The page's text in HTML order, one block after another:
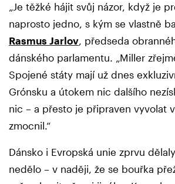
„Je těžké hájit svůj názor, když je
naprosto jedno, s kým se vlastně
Rasmus Jarlov, předseda
dánského parlamentu. „Miller
Spojené státy mají už dnes
Grónsku a útokem nic dalšího
nic – a přesto je připraven vyvolat
zmocnil.“
Dánsko i Evropská unie zprvu
nedělo – v naději, že se bouřka